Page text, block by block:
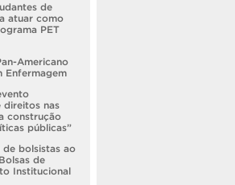
de
atuar como
PET
Americano
Enfermagem
direitos nas
construção
públicas”
de bolsistas ao
de
Institucional